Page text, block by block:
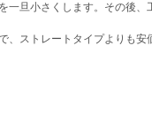
旦小さくします。その後、
ストレートタイプよりも安